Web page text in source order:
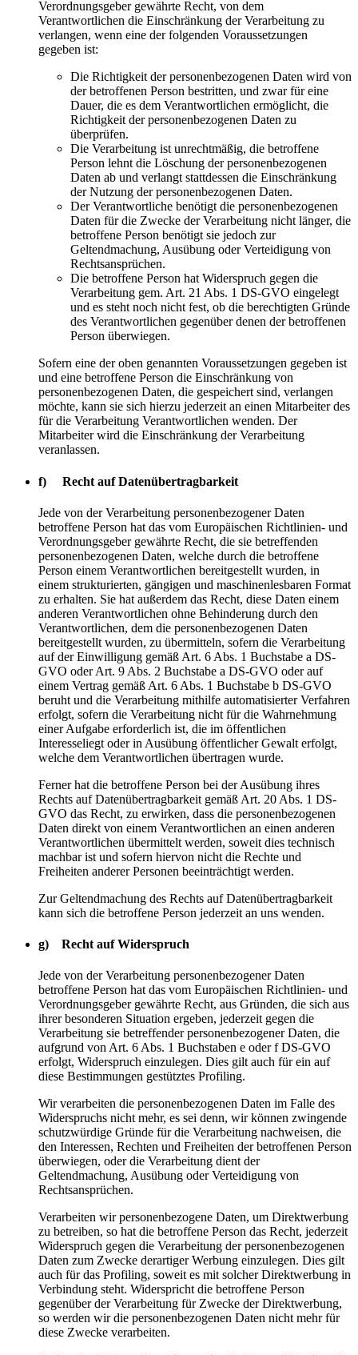
Verordnungsgeber gewährte Recht, von dem
Verantwortlichen die Einschränkung der Verarbeitung zu
verlangen, wenn eine der folgenden Voraussetzungen
gegeben ist:
Die Richtigkeit der personenbezogenen Daten wird von
der betroffenen Person bestritten, und zwar für eine
Dauer, die es dem Verantwortlichen ermöglicht, die
Richtigkeit der personenbezogenen Daten zu
überprüfen.
Die Verarbeitung ist unrechtmäßig, die betroffene
Person lehnt die Löschung der personenbezogenen
Daten ab und verlangt stattdessen die Einschränkung
der Nutzung der personenbezogenen Daten.
Der Verantwortliche benötigt die personenbezogenen
Daten für die Zwecke der Verarbeitung nicht länger, die
betroffene Person benötigt sie jedoch zur
Geltendmachung, Ausübung oder Verteidigung von
Rechtsansprüchen.
Die betroffene Person hat Widerspruch gegen die
Verarbeitung gem. Art. 21 Abs. 1 DS-GVO eingelegt
und es steht noch nicht fest, ob die berechtigten Gründe
des Verantwortlichen gegenüber denen der betroffenen
Person überwiegen.
Sofern eine der oben genannten Voraussetzungen gegeben ist
und eine betroffene Person die Einschränkung von
personenbezogenen Daten, die gespeichert sind, verlangen
möchte, kann sie sich hierzu jederzeit an einen Mitarbeiter des
für die Verarbeitung Verantwortlichen wenden. Der
Mitarbeiter wird die Einschränkung der Verarbeitung
veranlassen.
f) Recht auf Datenübertragbarkeit
Jede von der Verarbeitung personenbezogener Daten
betroffene Person hat das vom Europäischen Richtlinien- und
Verordnungsgeber gewährte Recht, die sie betreffenden
personenbezogenen Daten, welche durch die betroffene
Person einem Verantwortlichen bereitgestellt wurden, in
einem strukturierten, gängigen und maschinenlesbaren Format
zu erhalten. Sie hat außerdem das Recht, diese Daten einem
anderen Verantwortlichen ohne Behinderung durch den
Verantwortlichen, dem die personenbezogenen Daten
bereitgestellt wurden, zu übermitteln, sofern die Verarbeitung
auf der Einwilligung gemäß Art. 6 Abs. 1 Buchstabe a DS-
GVO oder Art. 9 Abs. 2 Buchstabe a DS-GVO oder auf
einem Vertrag gemäß Art. 6 Abs. 1 Buchstabe b DS-GVO
beruht und die Verarbeitung mithilfe automatisierter Verfahren
erfolgt, sofern die Verarbeitung nicht für die Wahrnehmung
einer Aufgabe erforderlich ist, die im öffentlichen
Interesseliegt oder in Ausübung öffentlicher Gewalt erfolgt,
welche dem Verantwortlichen übertragen wurde.
Ferner hat die betroffene Person bei der Ausübung ihres
Rechts auf Datenübertragbarkeit gemäß Art. 20 Abs. 1 DS-
GVO das Recht, zu erwirken, dass die personenbezogenen
Daten direkt von einem Verantwortlichen an einen anderen
Verantwortlichen übermittelt werden, soweit dies technisch
machbar ist und sofern hiervon nicht die Rechte und
Freiheiten anderer Personen beeinträchtigt werden.
Zur Geltendmachung des Rechts auf Datenübertragbarkeit
kann sich die betroffene Person jederzeit an uns wenden.
g) Recht auf Widerspruch
Jede von der Verarbeitung personenbezogener Daten
betroffene Person hat das vom Europäischen Richtlinien- und
Verordnungsgeber gewährte Recht, aus Gründen, die sich aus
ihrer besonderen Situation ergeben, jederzeit gegen die
Verarbeitung sie betreffender personenbezogener Daten, die
aufgrund von Art. 6 Abs. 1 Buchstaben e oder f DS-GVO
erfolgt, Widerspruch einzulegen. Dies gilt auch für ein auf
diese Bestimmungen gestütztes Profiling.
Wir verarbeiten die personenbezogenen Daten im Falle des
Widerspruchs nicht mehr, es sei denn, wir können zwingende
schutzwürdige Gründe für die Verarbeitung nachweisen, die
den Interessen, Rechten und Freiheiten der betroffenen Person
überwiegen, oder die Verarbeitung dient der
Geltendmachung, Ausübung oder Verteidigung von
Rechtsansprüchen.
Verarbeiten wir personenbezogene Daten, um Direktwerbung
zu betreiben, so hat die betroffene Person das Recht, jederzeit
Widerspruch gegen die Verarbeitung der personenbezogenen
Daten zum Zwecke derartiger Werbung einzulegen. Dies gilt
auch für das Profiling, soweit es mit solcher Direktwerbung in
Verbindung steht. Widerspricht die betroffene Person
gegenüber der Verarbeitung für Zwecke der Direktwerbung,
so werden wir die personenbezogenen Daten nicht mehr für
diese Zwecke verarbeiten.